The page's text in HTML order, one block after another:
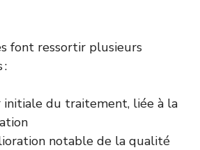
font ressortir plusieurs
:
initiale du traitement, liée à la
notable de la qualité